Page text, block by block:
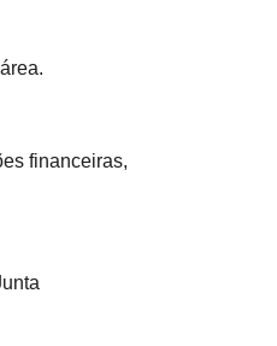
financeiras,